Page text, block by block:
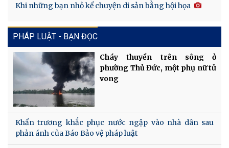
Khi những bạn nhỏ kể chuyện di sản bằng hội họa
PHÁP LUẬT - BẠN ĐỌC
Cháy thuyền trên sông ở
phường Thủ Đức, một phụ nữ tử
vong
Khẩn trương khắc phục nước ngập vào nhà dân sau
phản ánh của Báo Bảo vệ pháp luật